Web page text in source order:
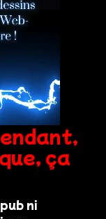
ça
ni